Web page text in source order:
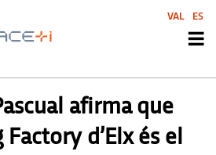
PREMSA
afirma que
Factory d’Elx és el
VAL ES